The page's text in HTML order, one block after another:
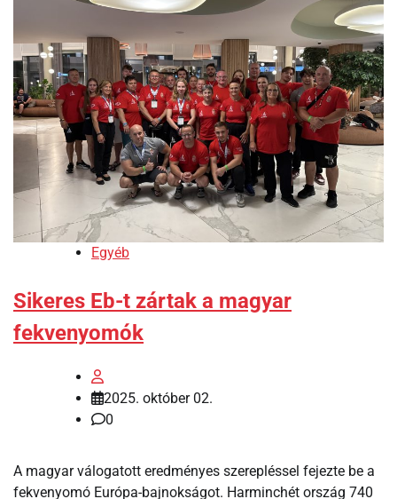
Egyéb
Sikeres Eb-t zártak a magyar
fekvenyomók
2025. október 02.
0
A magyar válogatott eredményes szerepléssel fejezte be a
fekvenyomó Európa-bajnokságot. Harminchét ország 740